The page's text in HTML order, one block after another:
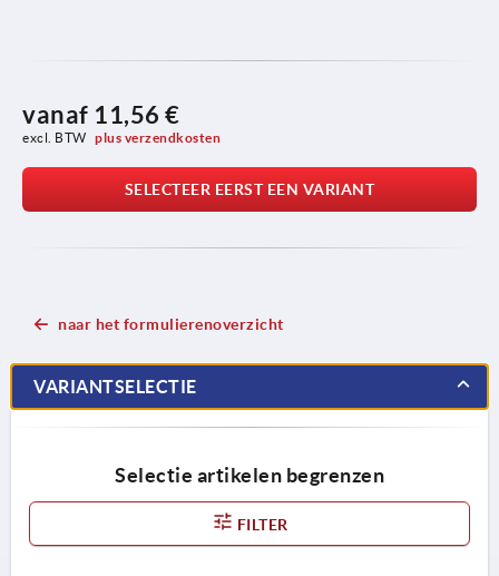
vanaf 11,56 €
excl. BTW plus verzendkosten
SELECTEER EERST EEN VARIANT
naar het formulierenoverzicht
VARIANTSELECTIE
Selectie artikelen begrenzen
FILTER